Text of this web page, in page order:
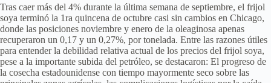
Tras caer más del 4% durante la última semana de septiembre, el frijol
soya terminó la 1ra quincena de octubre casi sin cambios en Chicago,
donde las posiciones noviembre y enero de la oleaginosa apenas
recuperaron un 0,17 y un 0,27%, por tonelada. Entre las razones útiles
para entender la debilidad relativa actual de los precios del frijol soya,
pese a la importante subida del petróleo, se destacaron: El progreso de
la cosecha estadounidense con tiempo mayormente seco sobre las